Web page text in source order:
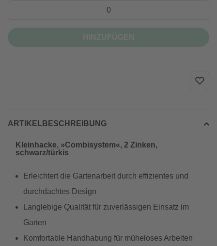
ARTIKELBESCHREIBUNG
Kleinhacke, »Combisystem«, 2 Zinken,
schwarz/türkis
Erleichtert die Gartenarbeit durch effizientes und
durchdachtes Design
Langlebige Qualität für zuverlässigen Einsatz im
Garten
Komfortable Handhabung für müheloses Arbeiten